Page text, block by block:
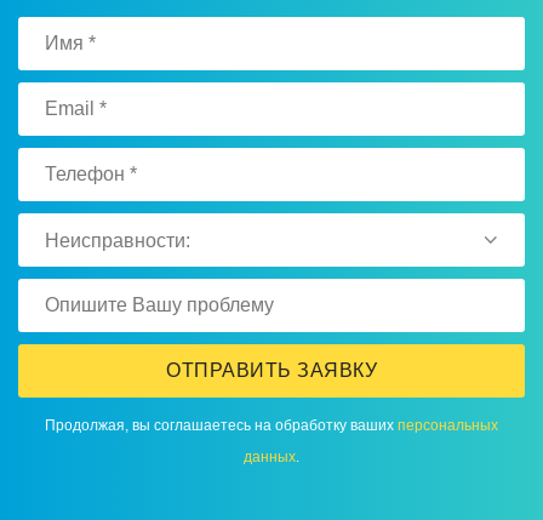
Неисправности:
ОТПРАВИТЬ ЗАЯВКУ
Продолжая, вы соглашаетесь на обработку ваших персональных
данных